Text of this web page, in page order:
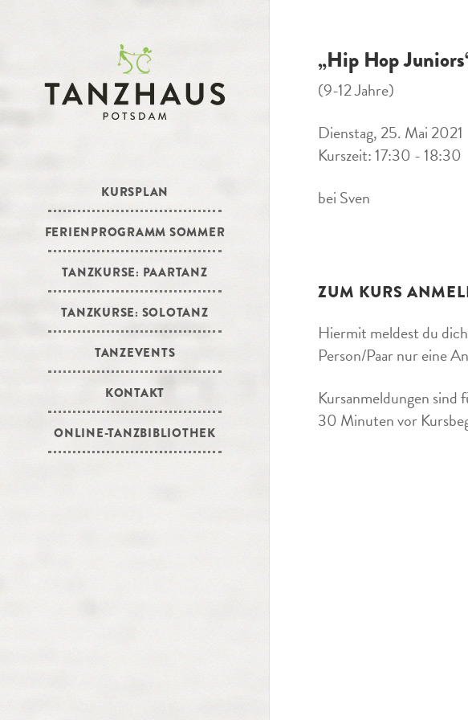
KURSPLAN
FERIENPROGRAMM SOMMER
TANZKURSE: PAARTANZ
TANZKURSE: SOLOTANZ
TANZEVENTS
KONTAKT
ONLINE-TANZBIBLIOTHEK
„Hip Hop
(9-12 Jahre)
Dienstag, 25. Mai 2021
Kurszeit: 17:30 - 18:30
bei Sven
ZUM KURS
Hiermit meldest du
Person/Paar nur eine
Kursanmeldungen
30 Minuten vor